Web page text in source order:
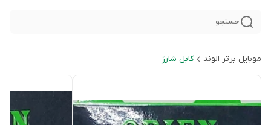
جستجو
موبایل برتر الوند کابل شارژ